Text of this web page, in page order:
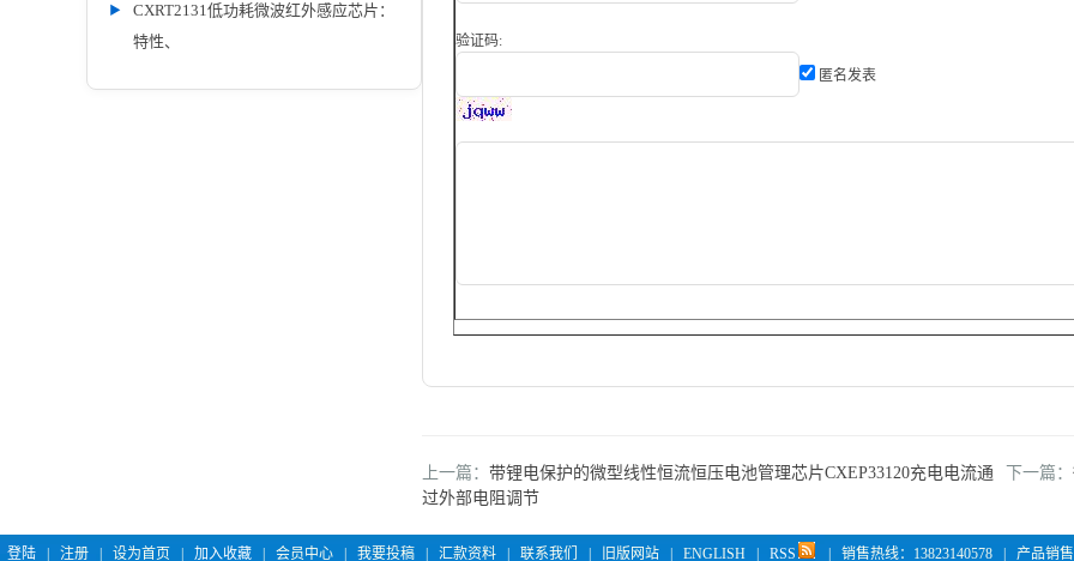
CXRT2131低功耗微波红外感应芯片：
特性、
验证码:
匿名发表
上一篇： 带锂电保护的微型线性恒流恒压电池管理芯片CXEP33120充电电流通
过外部电阻调节
下一篇：
登陆 注册 设为首页 加入收藏 会员中心 我要投稿 汇款资料 联系我们 旧版网站 ENGLISH RSS 销售热线：13823140578 产品销